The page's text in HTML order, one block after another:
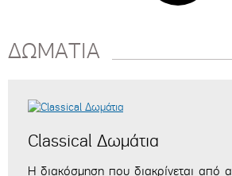
ΔΩΜΑΤΙΑ
Classical Δωμάτια
Η διακόσμηση που διακρίνεται από